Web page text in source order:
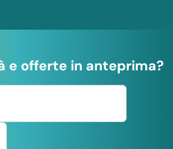
e offerte in anteprima?